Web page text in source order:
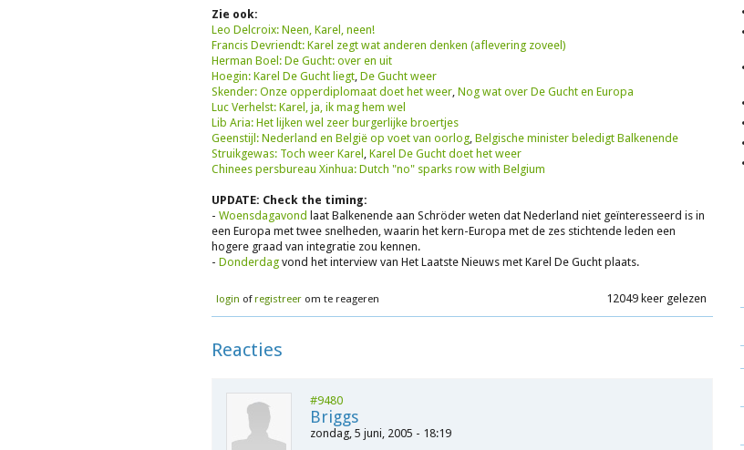
Zie ook:
Leo Delcroix: Neen, Karel, neen!
Francis Devriendt: Karel zegt wat anderen denken (aflevering zoveel)
Herman Boel: De Gucht: over en uit
Hoegin: Karel De Gucht liegt, De Gucht weer
Skender: Onze opperdiplomaat doet het weer, Nog wat over De Gucht en Europa
Luc Verhelst: Karel, ja, ik mag hem wel
Lib Aria: Het lijken wel zeer burgerlijke broertjes
Geenstijl: Nederland en België op voet van oorlog, Belgische minister beledigt Balkenende
Struikgewas: Toch weer Karel Karel De Gucht doet het weer
Chinees persbureau Xinhua: Dutch "no" sparks row with Belgium
UPDATE: Check the timing:
- Woensdagavond laat Balkenende aan Schröder weten dat Nederland niet geïnteresseerd is in
een Europa met twee snelheden, waarin het kern-Europa met de zes stichtende leden een
hogere graad van integratie zou kennen.
- Donderdagvond het interview van Het Laatste Nieuws met Karel De Gucht plaats.
login ofregistreer om te reageren 12049 keer gelezen
Reacties
#9480
Briggs
zondag, 5 juni, 2005 - 18:19